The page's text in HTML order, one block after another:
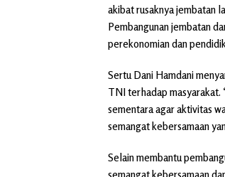
akibat rusaknya jembatan
Pembangunan jembatan
perekonomian dan
Sertu Dani Hamdani
TNI terhadap masyarakat.
sementara agar aktivitas
semangat kebersamaan
Selain membantu